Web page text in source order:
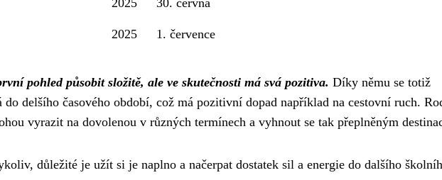
2025 30. června
2025 1. července
pohled působit složitě, ale ve skutečnosti má svá pozitiva. Díky němu se totiž
do delšího časového období, což má pozitivní dopad například na cestovní ruch.
vyrazit na dovolenou v různých termínech a vyhnout se tak přeplněným
důležité je užít si je naplno a načerpat dostatek sil a energie do dalšího